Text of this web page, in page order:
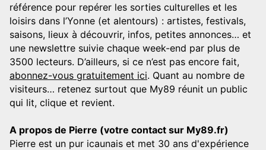
référence pour repérer les sorties culturelles et les
loisirs dans l’Yonne (et alentours) : artistes, festivals,
saisons, lieux à découvrir, infos, petites annonces… et
une newslettre suivie chaque week-end par plus de
3500 lecteurs. D’ailleurs, si ce n’est pas encore fait,
abonnez-vous gratuitement ici. Quant au nombre de
visiteurs… retenez surtout que My89 réunit un public
qui lit, clique et revient.
A propos de Pierre (votre contact sur My89.fr)
Pierre est un pur icaunais et met 30 ans d'expérience